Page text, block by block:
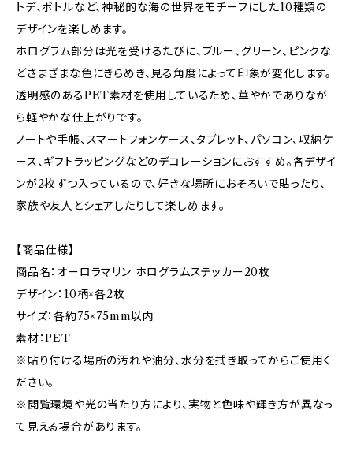
トデ、ボトルなど、神秘的な海の世界をモチーフにした10種類の
デザインを楽しめます。
ホログラム部分は光を受けるたびに、ブルー、グリーン、ピンクな
どさまざまな色にきらめき、見る角度によって印象が変化します。
透明感のあるPET素材を使用しているため、華やかでありなが
ら軽やかな仕上がりです。
ノートや手帳、スマートフォンケース、タブレット、パソコン、収納ケ
ース、ギフトラッピングなどのデコレーションにおすすめ。各デザイ
ンが2枚ずつ入っているので、好きな場所におそろいで貼ったり、
家族や友人とシェアしたりして楽しめます。
【商品仕様】
商品名：オーロラマリン ホログラムステッカー20枚
デザイン：10柄×各2枚
サイズ：各約75×75mm以内
素材：PET
※貼り付ける場所の汚れや油分、水分を拭き取ってからご使用く
ださい。
※閲覧環境や光の当たり方により、実物と色味や輝き方が異なっ
て見える場合があります。